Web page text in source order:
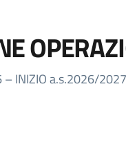
circolare
INIZIO a.s.2026/2027